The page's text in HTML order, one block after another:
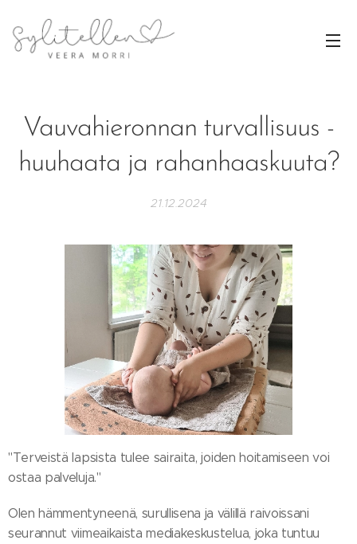
Vauvahieronnan turvallisuus -
huuhaata ja rahanhaaskuuta?
21.12.2024
"Terveistä lapsista tulee sairaita, joiden hoitamiseen voi
ostaa palveluja."
Olen hämmentyneenä, surullisena ja välillä raivoissani
seurannut viimeaikaista mediakeskustelua, joka tuntuu